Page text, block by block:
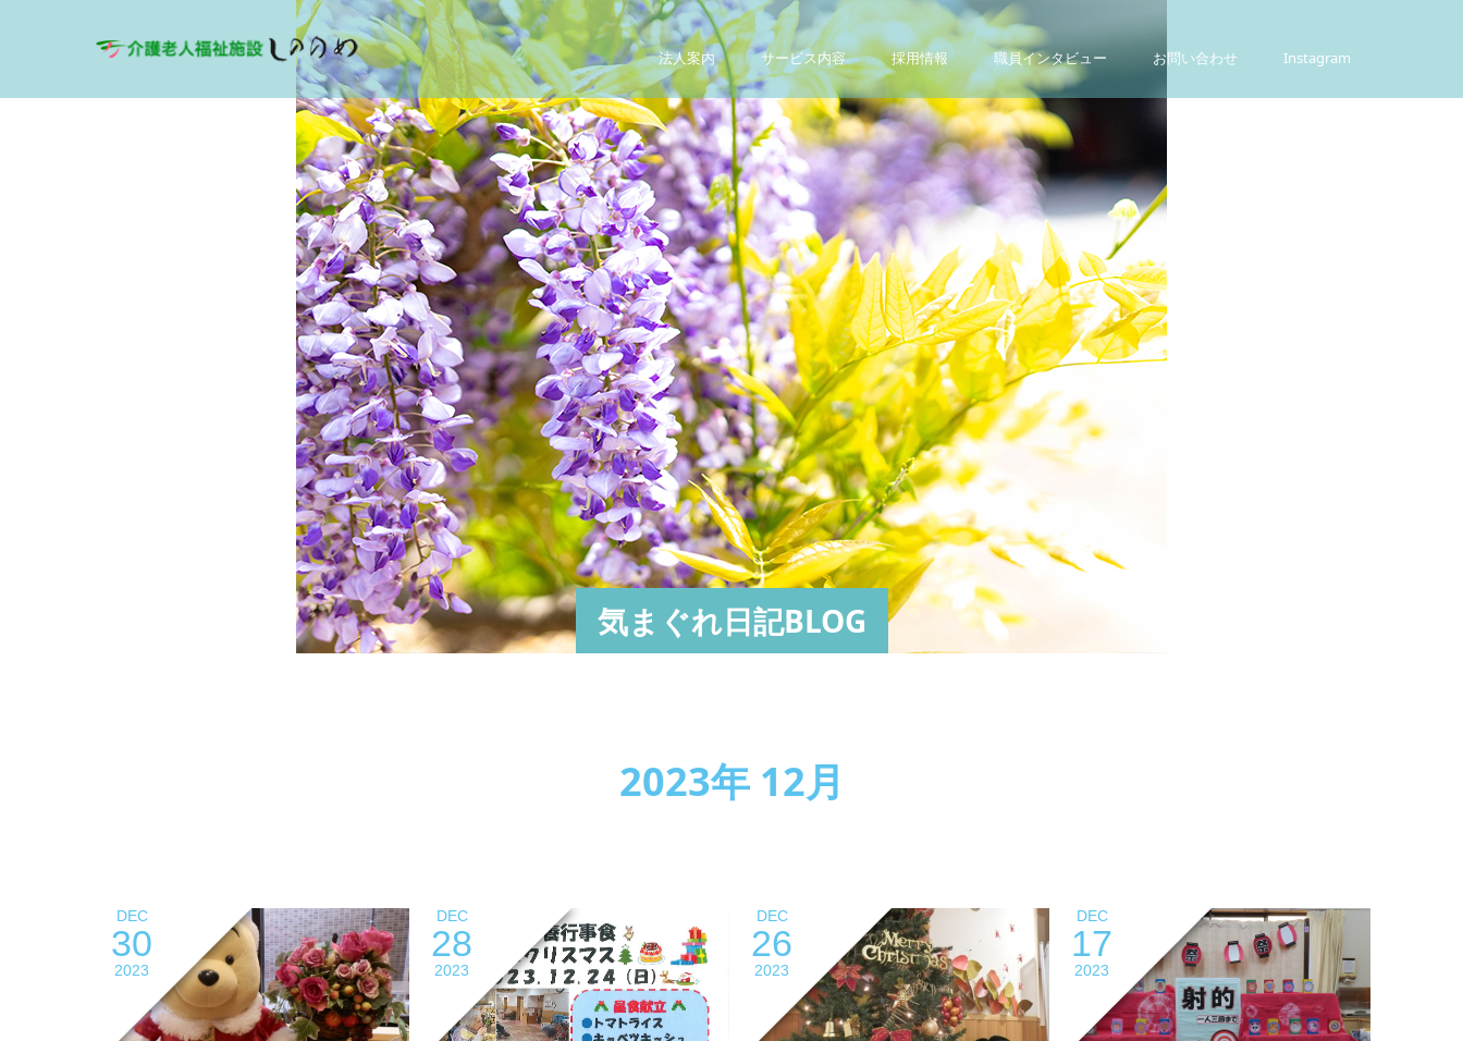
法人案内 サービス内容 採用情報 職員インタビュー お問い合わせ Instagram
気まぐれ日記BLOG
2023年 12月
DEC
30
2023
DEC
28
2023
DEC
26
2023
DEC
17
2023